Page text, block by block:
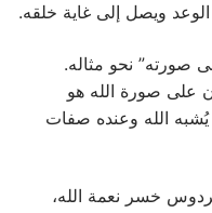
ويصل إلى غاية خلقه.
صورته” نحو مثاله.
على صورة الله هو
الله وعنده صفات
خسر نعمة الله،